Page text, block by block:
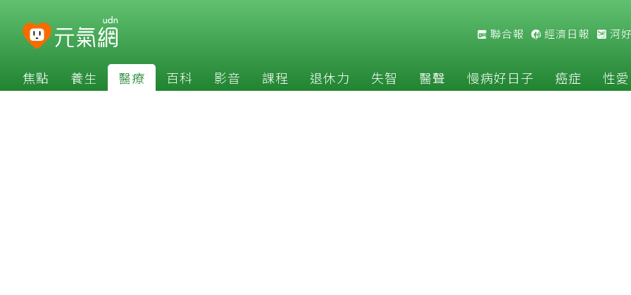
聯合報 經濟日報 河
焦點 養生 醫療 百科 影音 課程 退休力 失智 醫聲 慢病好日子 癌症 性愛